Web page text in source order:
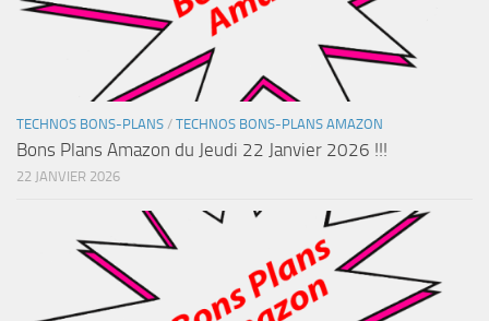
TECHNOS BONS-PLANS / TECHNOS BONS-PLANS AMAZON
Bons Plans Amazon du Jeudi 22 Janvier 2026 !!!
22 JANVIER 2026